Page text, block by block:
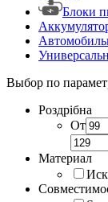
Блоки
Выбор по
Роздрібна
От
Материал